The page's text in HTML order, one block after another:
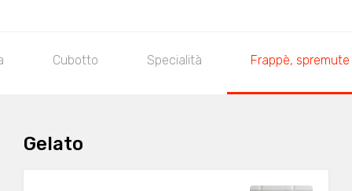
Cubotto Specialità Frappè,
Gelato